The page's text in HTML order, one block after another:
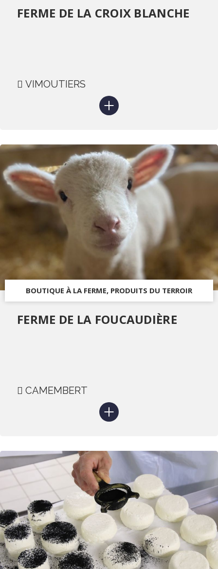
FERME DE LA CROIX BLANCHE
VIMOUTIERS
BOUTIQUE À LA FERME, PRODUITS DU TERROIR
FERME DE LA FOUCAUDIÈRE
CAMEMBERT